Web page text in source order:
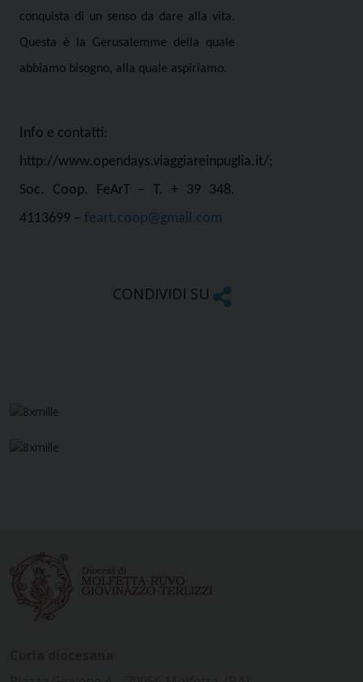
conquista di un senso da dare alla vita.
Questa è la Gerusalemme della quale
abbiamo bisogno, alla quale aspiriamo.
Info e contatti:
http://www.opendays.viaggiareinpuglia.it/;
Soc. Coop. FeArT – T. + 39 348.
4113699 – feart.coop@gmail.com
CONDIVIDI SU